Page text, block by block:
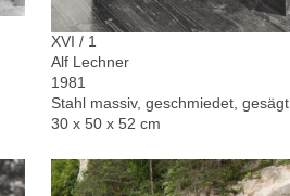
XVI / 1
Alf Lechner
1981
Stahl massiv, geschmiedet, gesägt
30 x 50 x 52 cm